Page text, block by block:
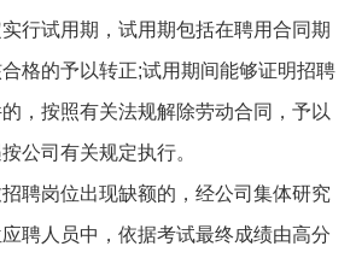
行试用期，试用期包括在聘用合同期
格的予以转正;试用期间能够证明招聘
，按照有关法规解除劳动合同，予以
公司有关规定执行。
聘岗位出现缺额的，经公司集体研究
聘人员中，依据考试最终成绩由高分